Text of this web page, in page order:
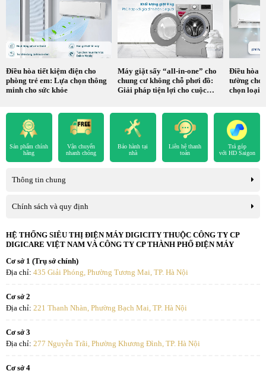
Điều hòa tiết kiệm điện cho
phòng trẻ em: Lựa chọn thông
minh cho sức khỏe
Máy giặt sấy “all-in-one” cho
chung cư không chỗ phơi đồ:
Giải pháp tiện lợi cho cuộc
Điều hòa
tường cho
chọn loại
Sản phẩm chính
hãng
Vận chuyển
nhanh chóng
Bảo hành tại
nhà
Liên hệ thanh
toán
Trả góp
với HD Saigon
Thông tin chung
Chính sách và quy định
HỆ THỐNG SIÊU THỊ ĐIỆN MÁY DIGICITY THUỘC CÔNG TY CP
DIGICARE VIỆT NAM VÀ CÔNG TY CP THÀNH PHỐ ĐIỆN MÁY
Cơ sở 1 (Trụ sở chính)
Địa chỉ: 435 Giải Phóng, Phường Tương Mai, TP. Hà Nội
Cơ sở 2
Địa chỉ: 221 Thanh Nhàn, Phường Bạch Mai, TP. Hà Nội
Cơ sở 3
Địa chỉ: 277 Nguyễn Trãi, Phường Khương Đình, TP. Hà Nội
Cơ sở 4